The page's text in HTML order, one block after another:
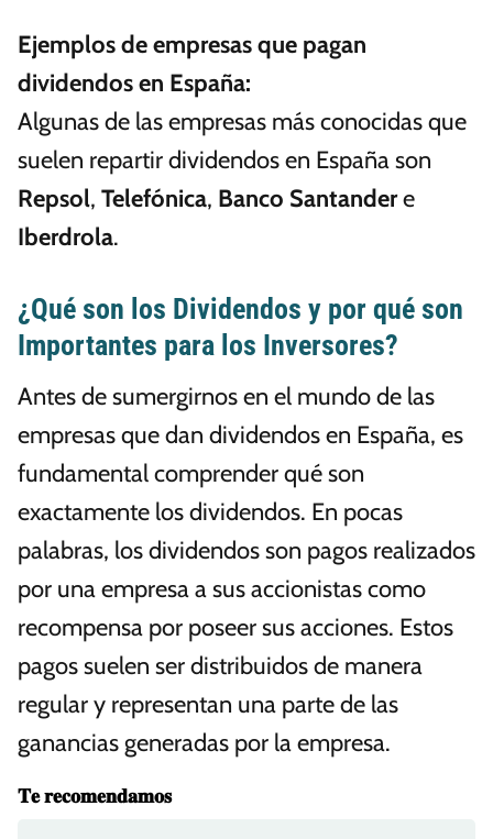
Ejemplos de empresas que pagan
dividendos en España:
Algunas de las empresas más conocidas que
suelen repartir dividendos en España son
Repsol, Telefónica, Banco Santandere
Iberdrola.
¿Qué son los Dividendos y por qué son
Importantes para los Inversores?
Antes de sumergirnos en el mundo de las
empresas que dan dividendos en España, es
fundamental comprender qué son
exactamente los dividendos. En pocas
palabras, los dividendos son pagos realizados
por una empresa a sus accionistas como
recompensa por poseer sus acciones. Estos
pagos suelen ser distribuidos de manera
regular y representan una parte de las
ganancias generadas por la empresa.
𝐓𝐞 𝐫𝐞𝐜𝐨𝐦𝐞𝐧𝐝𝐚𝐦𝐨𝐬